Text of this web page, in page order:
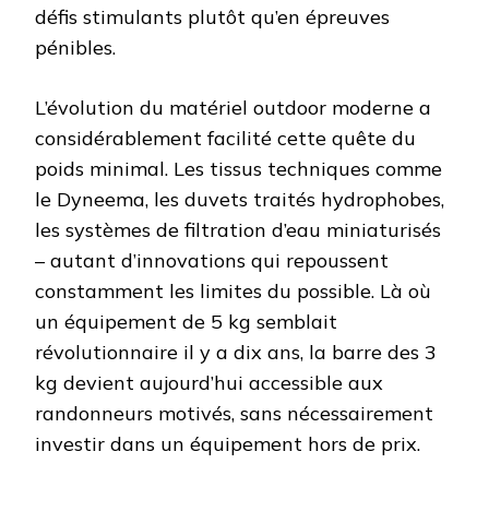
défis stimulants plutôt qu’en épreuves
pénibles.
L’évolution du matériel outdoor moderne a
considérablement facilité cette quête du
poids minimal. Les tissus techniques comme
le Dyneema, les duvets traités hydrophobes,
les systèmes de filtration d’eau miniaturisés
– autant d’innovations qui repoussent
constamment les limites du possible. Là où
un équipement de 5 kg semblait
révolutionnaire il y a dix ans, la barre des 3
kg devient aujourd’hui accessible aux
randonneurs motivés, sans nécessairement
investir dans un équipement hors de prix.